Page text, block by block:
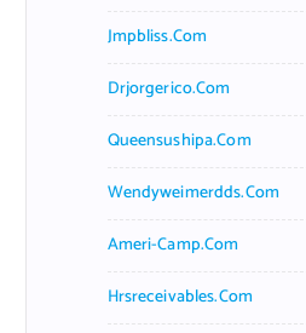
Jmpbliss.com
Drjorgerico.com
Queensushipa.com
Wendyweimerdds.com
Ameri-Camp.com
Hrsreceivables.com